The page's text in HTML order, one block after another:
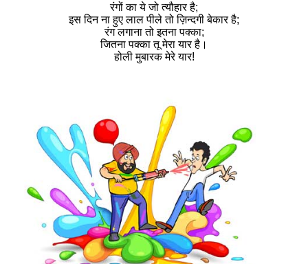
रंगों का ये जो त्यौहार है;
इस दिन ना हुए लाल पीले तो ज़िन्दगी बेकार है;
रंग लगाना तो इतना पक्का;
जितना पक्का तू मेरा यार है।
होली मुबारक मेरे यार!